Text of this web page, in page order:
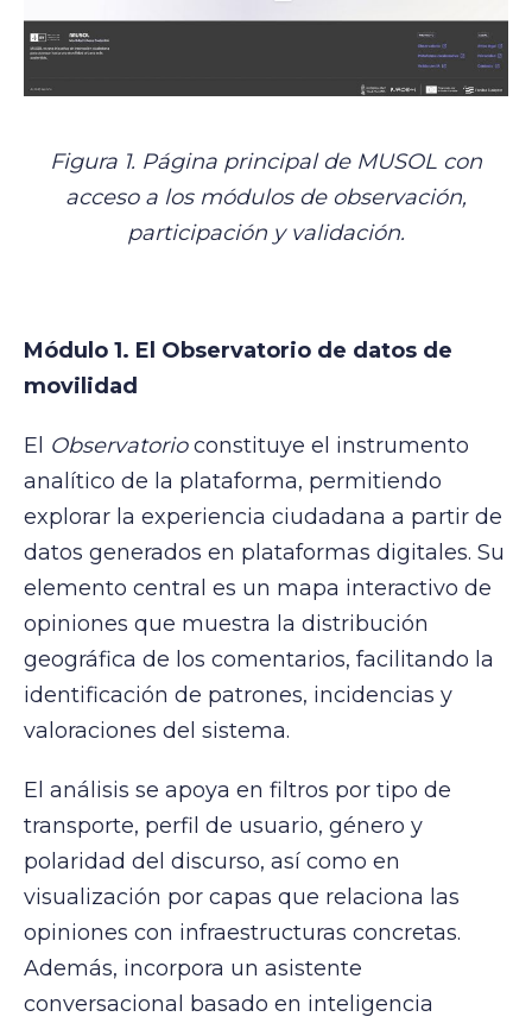
Figura 1. Página principal de MUSOL con
acceso a los módulos de observación,
participación y validación.
Módulo 1. El Observatorio de datos de
movilidad
El Observatorioconstituye el instrumento
analítico de la plataforma, permitiendo
explorar la experiencia ciudadana a partir de
datos generados en plataformas digitales. Su
elemento central es un mapa interactivo de
opiniones que muestra la distribución
geográfica de los comentarios, facilitando la
identificación de patrones, incidencias y
valoraciones del sistema.
El análisis se apoya en filtros por tipo de
transporte, perfil de usuario, género y
polaridad del discurso, así como en
visualización por capas que relaciona las
opiniones con infraestructuras concretas.
Además, incorpora un asistente
conversacional basado en inteligencia